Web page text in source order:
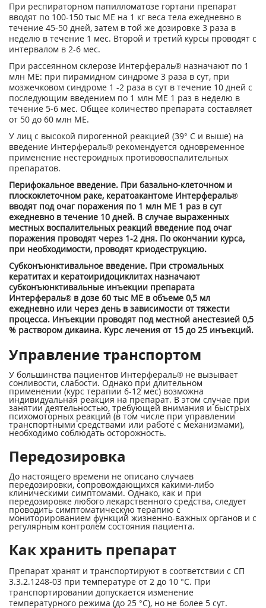
При респираторном папилломатозе гортани препарат
вводят по 100-150 тыс ME на 1 кг веса тела ежедневно в
течение 45-50 дней, затем в той же дозировке 3 раза в
неделю в течение 1 мес. Второй и третий курсы проводят с
интервалом в 2-6 мес.
При рассеянном склерозе Интерфераль® назначают по 1
млн ME: при пирамидном синдроме 3 раза в сут, при
мозжечковом синдроме 1 -2 раза в сут в течение 10 дней с
последующим введением по 1 млн ME 1 раз в неделю в
течение 5-6 мес. Общее количество препарата составляет
от 50 до 60 млн ME.
У лиц с высокой пирогенной реакцией (39° С и выше) на
введение Интерфераль® рекомендуется одновременное
применение нестероидных противовоспалительных
препаратов.
Перифокальное введение. При базально-клеточном и
плоскоклеточном раке, кератоакантоме Интерфераль®
вводят под очаг поражения по 1 млн ME 1 раз в сут
ежедневно в течение 10 дней. В случае выраженных
местных воспалительных реакций введение под очаг
поражения проводят через 1-2 дня. По окончании курса,
при необходимости, проводят криодеструкцию.
Субконъюнктивальное введение. При стромальных
кератитах и кератоиридоциклитах назначают
субконъюнктивальные инъекции препарата
Интерфераль® в дозе 60 тыс ME в объеме 0,5 мл
ежедневно или через день в зависимости от тяжести
процесса. Инъекции проводят под местной анестезией 0,5
% раствором дикаина. Курс лечения от 15 до 25 инъекций.
Управление транспортом
У большинства пациентов Интерфераль® не вызывает
сонливости, слабости. Однако при длительном
применении (курс терапии 6-12 мес) возможна
индивидуальная реакция на препарат. В этом случае при
занятии деятельностью, требующей внимания и быстрых
психомоторных реакций (в том числе при управлении
транспортными средствами или работе с механизмами),
необходимо соблюдать осторожность.
Передозировка
До настоящего времени не описано случаев
передозировки, сопровождающихся какими-либо
клиническими симптомами. Однако, как и при
передозировке любого лекарственного средства, следует
проводить симптоматическую терапию с
мониторированием функций жизненно-важных органов и с
регулярным контролем состояния пациента.
Как хранить препарат
Препарат хранят и транспортируют в соответствии с СП
3.3.2.1248-03 при температуре от 2 до 10 °С. При
транспортировании допускается изменение
температурного режима (до 25 °С), но не более 5 сут.